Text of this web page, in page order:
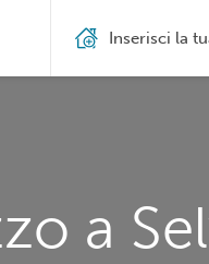
a
Inserisci la